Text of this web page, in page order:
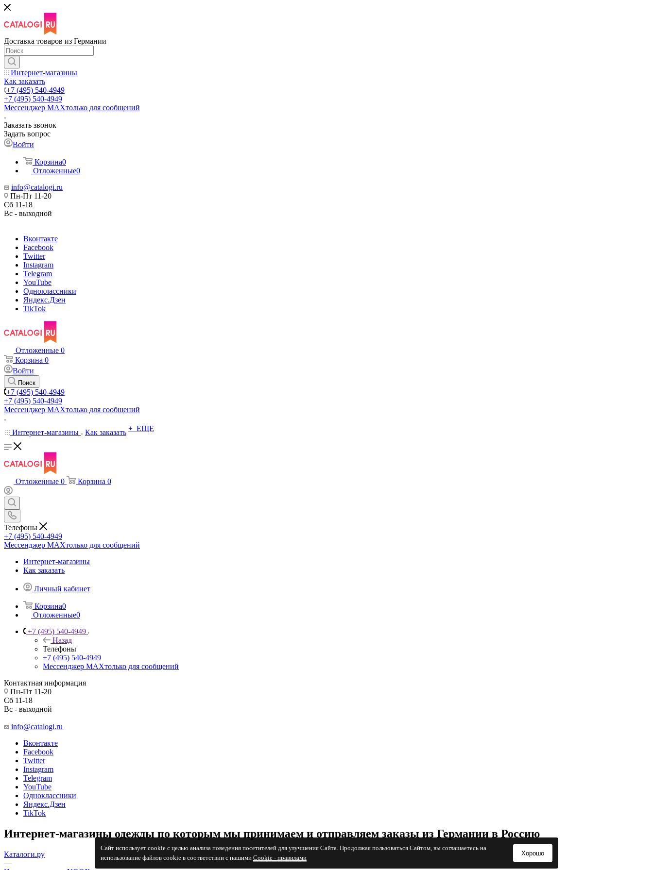
Сайт использует cookie с целью анализа поведения посетителей для улучшения Сайта. Продолжая пользоваться Сайтом, вы соглашаетесь на
использование файлов cookie в соответствии с нашими Cookiе - правилами
Хорошо
Доставка товаров из Германии
Интернет-магазины
Как заказать
+7 (495) 540-4949
+7 (495) 540-4949
Мессенджер МАХтолько для сообщений
Заказать звонок
Задать вопрос
Войти
Корзина0
Отложенные0
info@catalogi.ru
Пн-Пт 11-20
Сб 11-18
Вс - выходной
Вконтакте
Facebook
Twitter
Instagram
Telegram
YouTube
Одноклассники
Яндекс.Дзен
TikTok
Отложенные 0
Корзина 0
Войти
Поиск
+7 (495) 540-4949
+7 (495) 540-4949
Мессенджер МАХтолько для сообщений
Интернет-магазины Как заказать + ЕЩЕ
Отложенные 0 Корзина 0
Телефоны
+7 (495) 540-4949
Мессенджер МАХтолько для сообщений
Интернет-магазины
Как заказать
Личный кабинет
Корзина0
Отложенные0
+7 (495) 540-4949
Назад
Телефоны
+7 (495) 540-4949
Мессенджер МАХтолько для сообщений
Контактная информация
Пн-Пт 11-20
Сб 11-18
Вс - выходной
info@catalogi.ru
Вконтакте
Facebook
Twitter
Instagram
Telegram
YouTube
Одноклассники
Яндекс.Дзен
TikTok
Интернет-магазины одежды по которым мы принимаем и отправляем заказы из Германии в Россию
Каталоги.ру
—